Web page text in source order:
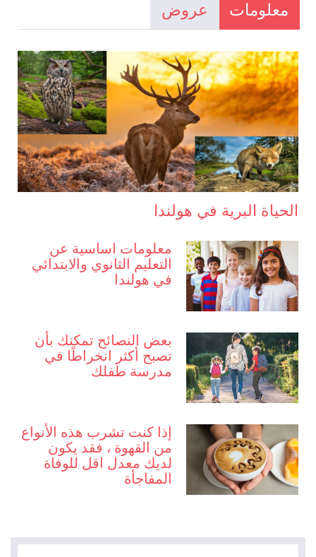
معلومات عروض
الحياة البرية في هولندا
معلومات اساسية عن
التعليم الثانوي والابتدائي
في هولندا
بعض النصائح تمكنك بأن
تصبح أكثر انخراطًا في
مدرسة طفلك
إذا كنت تشرب هذه الأنواع
من القهوة ، فقد يكون
لديك معدل اقل للوفاة
المفاجأة